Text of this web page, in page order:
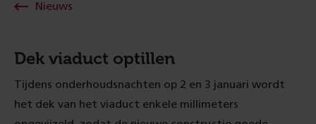
Nieuws
Dek viaduct optillen
Tijdens onderhoudsnachten op 2 en 3 januari wordt
het dek van het viaduct enkele millimeters